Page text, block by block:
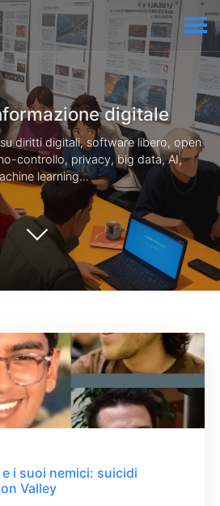
digitale
diritti digitali, software libero, open
controllo, privacy, big data, AI,
learning...
i suoi nemici: suicidi
Valley